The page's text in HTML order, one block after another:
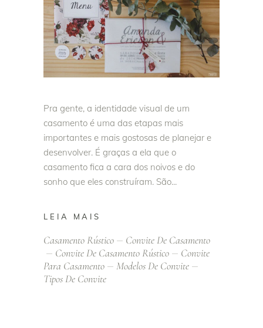
Pra gente, a identidade visual de um
casamento é uma das etapas mais
importantes e mais gostosas de planejar e
desenvolver. É graças a ela que o
casamento fica a cara dos noivos e do
sonho que eles construíram. São
LEIA MAIS
Casamento Rústico
Convite De Casamento
Convite De Casamento Rústico
Convite
Para Casamento
Modelos De Convite
Tipos De Convite